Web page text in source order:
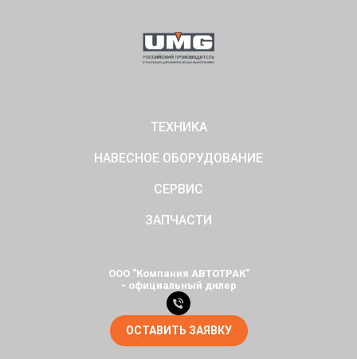
ТЕХНИКА
НАВЕСНОЕ ОБОРУДОВАНИЕ
СЕРВИС
ЗАПЧАСТИ
ООО "Компания АВТОТРАК"
- официальный дилер
ОСТАВИТЬ ЗАЯВКУ